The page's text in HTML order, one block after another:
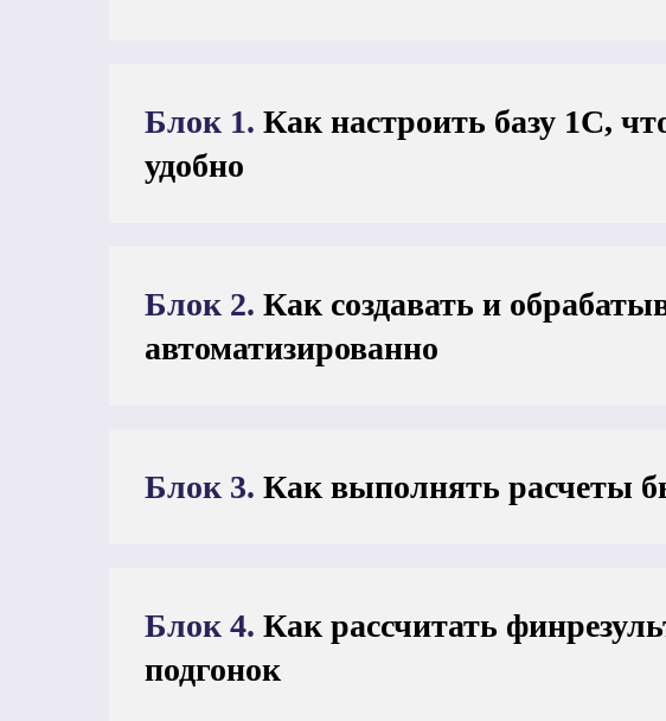
Блок 1. Как настроить базу 1С,
удобно
Блок 2. Как создавать и
автоматизированно
Блок 3. Как выполнять расчеты
Блок 4. Как рассчитать
подгонок